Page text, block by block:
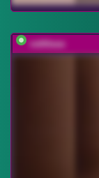
vattttaaa